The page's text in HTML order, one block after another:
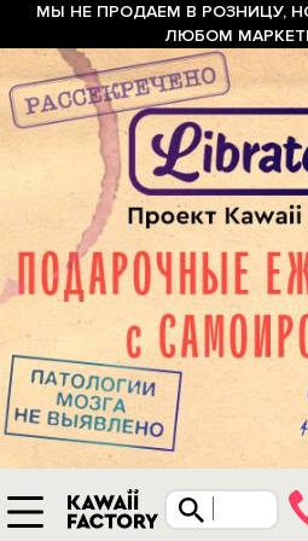
МЫ НЕ ПРОДАЕМ В РОЗНИЦУ,
ЛЮБОМ